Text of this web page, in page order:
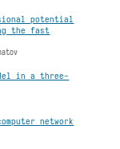
potential
the fast
in a three-
network